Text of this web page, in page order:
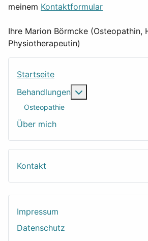
meinem Kontaktformular
Ihre Marion Börmcke (Osteopathin,
Physiotherapeutin)
Startseite
Behandlungen
Osteopathie
Über mich
Kontakt
Impressum
Datenschutz